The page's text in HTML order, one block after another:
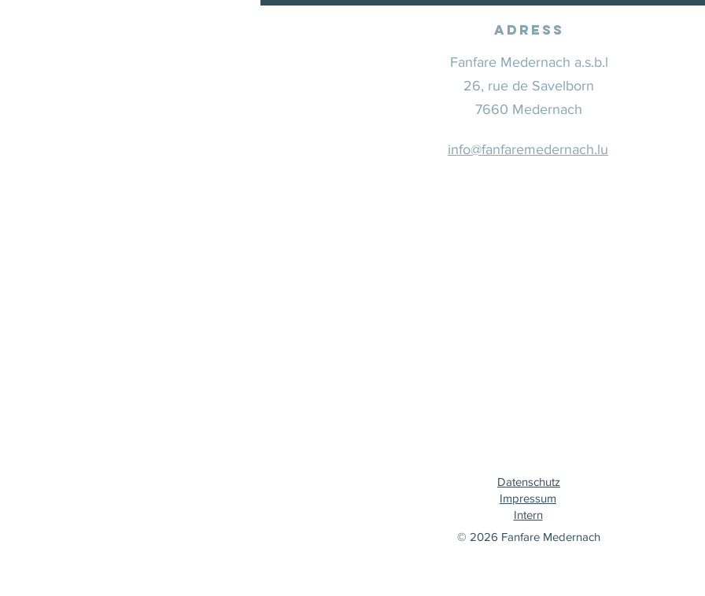
Adress
Fanfare Medernach a.s.b.l
26, rue de Savelborn
7660 Medernach
info@fanfaremedernach.lu
Datenschutz
Impressum
Intern
© 2026 Fanfare Medernach